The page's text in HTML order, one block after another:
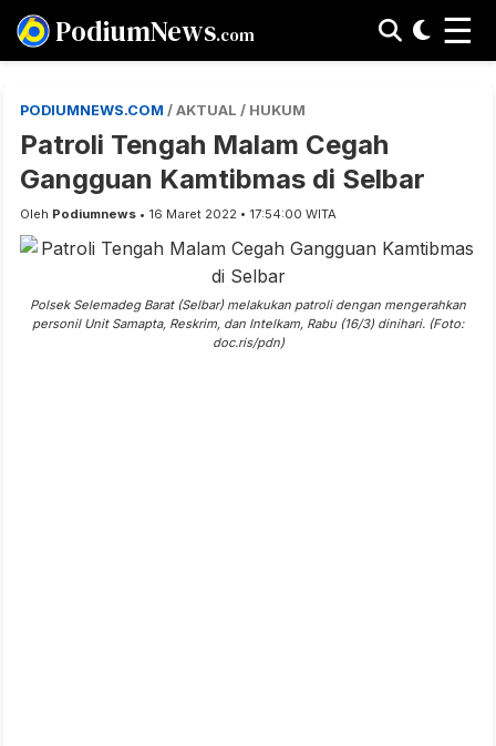
PodiumNews.com ☰
PODIUMNEWS.COM / AKTUAL / HUKUM
Patroli Tengah Malam Cegah
Gangguan Kamtibmas di Selbar
Oleh Podiumnews • 16 Maret 2022 • 17:54:00 WITA
Polsek Selemadeg Barat (Selbar) melakukan patroli dengan mengerahkan
personil Unit Samapta, Reskrim, dan Intelkam, Rabu (16/3) dinihari. (Foto:
doc.ris/pdn)